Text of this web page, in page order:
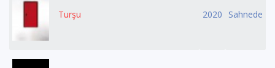
Turşu 2020 Sahnede